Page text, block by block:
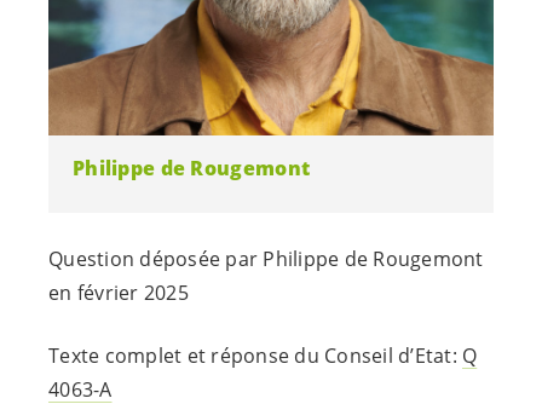
Philippe de Rougemont
Question déposée par Philippe de Rougemont
en février 2025
Texte complet et réponse du Conseil d’Etat: Q
4063-A